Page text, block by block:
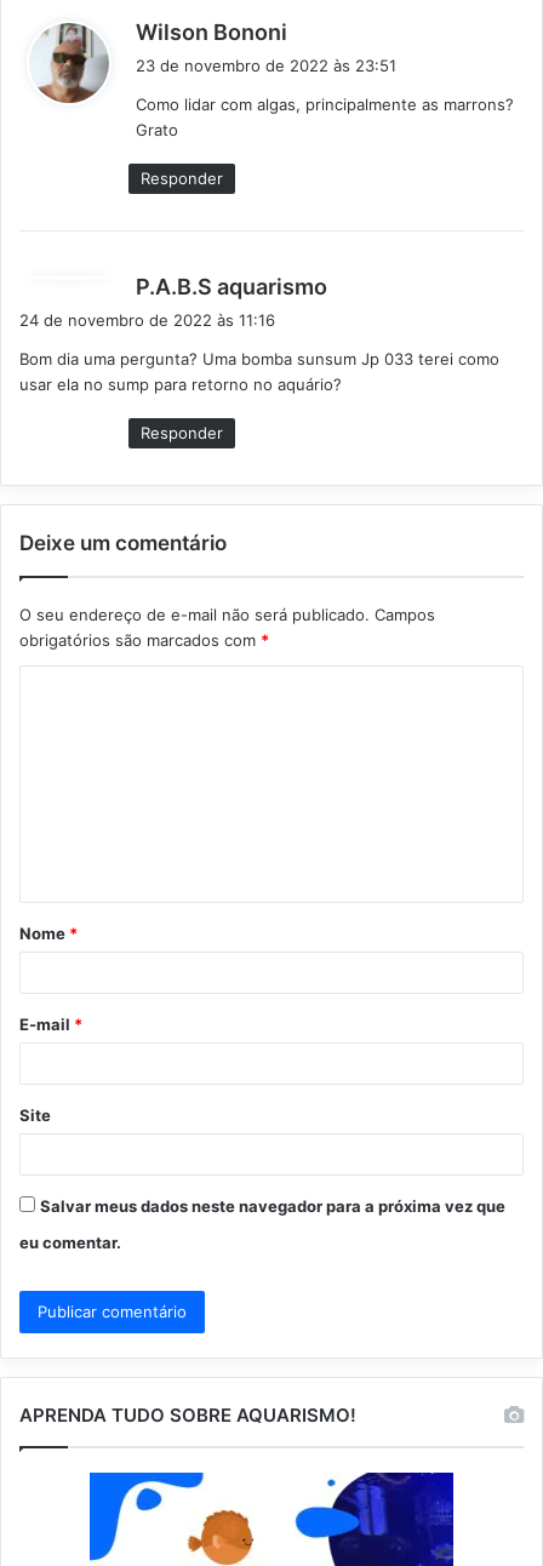
Wilson Bononi
s
23 de novembro de 2022 às 23:51
Como lidar com algas, principalmente as marrons?
Grato
Responder
P.A.B.S aquarismo
s
e
24 de novembro de 2022 às 11:16
Bom dia uma pergunta? Uma bomba sunsum Jp 033 terei como
usar ela no sump para retorno no aquário?
Responder
Deixe um comentário
O seu endereço de e-mail não será publicado. Campos
obrigatórios são marcados com *
á
r
*
Nome *
E-mail *
Site
Salvar meus dados neste navegador para a próxima vez que
eu comentar.
APRENDA TUDO SOBRE AQUARISMO!